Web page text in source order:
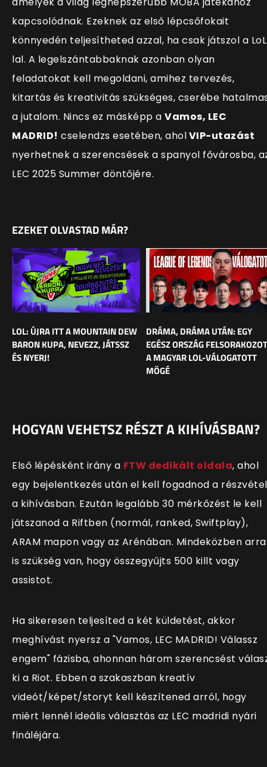
kapcsolódnak. Ezeknek az első lépcsőfokait
könnyedén teljesítheted azzal, ha csak játszol a
lal. A legelszántabbaknak azonban olyan
feladatokat kell megoldani, amihez tervezés,
kitartás és kreativitás szükséges, cserébe
a jutalom. Nincs ez másképp a Vamos, LEC
MADRID! cselendzs esetében, aholVIP-utazást
nyerhetnek a szerencsések a spanyol fővárosba,
LEC 2025 Summer döntőjére.
EZEKET OLVASTAD MÁR?
LOL: ÚJRA ITT A MOUNTAIN DEW
BARON KUPA, NEVEZZ, JÁTSSZ
ÉS NYERJ!
DRÁMA, DRÁMA UTÁN: EGY
EGÉSZ ORSZÁG
A MAGYAR LOL-VÁLOGATOTT
MÖGÉ
HOGYAN VEHETSZ RÉSZT A KIHÍVÁSBAN?
Első lépésként irány a FTW dedikált oldala, ahol
egy bejelentkezés után el kell fogadnod a
a kihívásban. Ezután legalább 30 mérkőzést le kell
játszanod a Riftben (normál, ranked, Swiftplay),
ARAM mapon vagy az Arénában. Mindeközben arra
is szükség van, hogy összegyűjts 500 killt vagy
assistot.
Ha sikeresen teljesíted a két küldetést, akkor
meghívást nyersz a "Vamos, LEC MADRID! Válassz
engem" fázisba, ahonnan három szerencsést
ki a Riot. Ebben a szakaszban kreatív
videót/képet/storyt kell készítened arról, hogy
miért lennél ideális választás az LEC madridi nyári
fináléjára.